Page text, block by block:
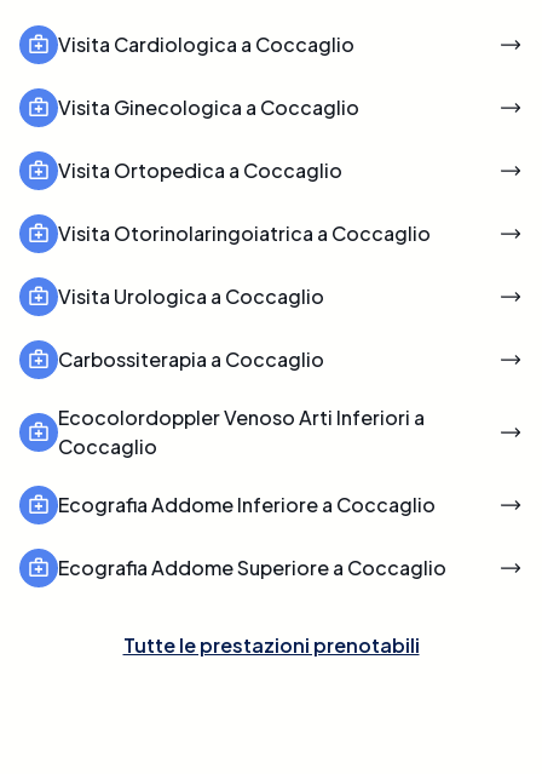
Visita Cardiologica a Coccaglio
Visita Ginecologica a Coccaglio
Visita Ortopedica a Coccaglio
Visita Otorinolaringoiatrica a Coccaglio
Visita Urologica a Coccaglio
Carbossiterapia a Coccaglio
Ecocolordoppler Venoso Arti Inferiori a
Coccaglio
Ecografia Addome Inferiore a Coccaglio
Ecografia Addome Superiore a Coccaglio
Tutte le prestazioni prenotabili